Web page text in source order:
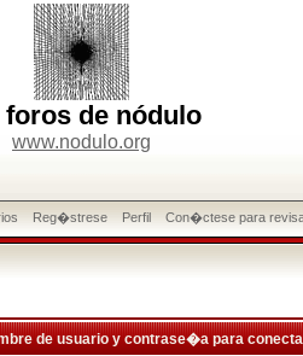
foros de nódulo
www.nodulo.org
Reg�strese Perfil Con�ctese para
de usuario y contrase�a para